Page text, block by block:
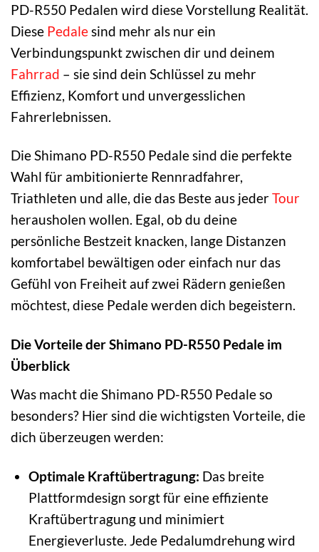
PD-R550 Pedalen wird diese Vorstellung Realität.
Diese Pedale sind mehr als nur ein
Verbindungspunkt zwischen dir und deinem
Fahrrad – sie sind dein Schlüssel zu mehr
Effizienz, Komfort und unvergesslichen
Fahrerlebnissen.
Die Shimano PD-R550 Pedale sind die perfekte
Wahl für ambitionierte Rennradfahrer,
Triathleten und alle, die das Beste aus jederTour
herausholen wollen. Egal, ob du deine
persönliche Bestzeit knacken, lange Distanzen
komfortabel bewältigen oder einfach nur das
Gefühl von Freiheit auf zwei Rädern genießen
möchtest, diese Pedale werden dich begeistern.
Die Vorteile der Shimano PD-R550 Pedale im
Überblick
Was macht die Shimano PD-R550 Pedale so
besonders? Hier sind die wichtigsten Vorteile, die
dich überzeugen werden:
Optimale Kraftübertragung: Das breite
Plattformdesign sorgt für eine effiziente
Kraftübertragung und minimiert
Energieverluste. Jede Pedalumdrehung wird